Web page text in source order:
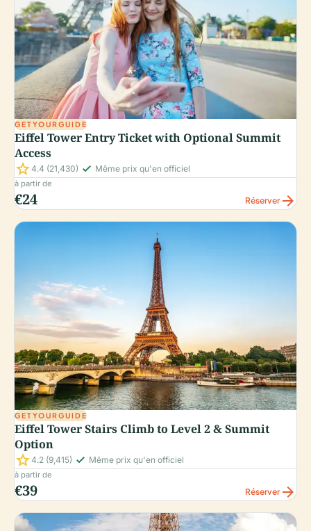
GETYOURGUIDE
Eiffel Tower Entry Ticket with Optional Summit
Access
star4.4 (21,430) check_small Même prix qu'en officiel
à partir de
€24 Réserverarrow_forward
GETYOURGUIDE
Eiffel Tower Stairs Climb to Level 2 & Summit
Option
star4.2 (9,415) check_small Même prix qu'en officiel
à partir de
€39 Réserverarrow_forward